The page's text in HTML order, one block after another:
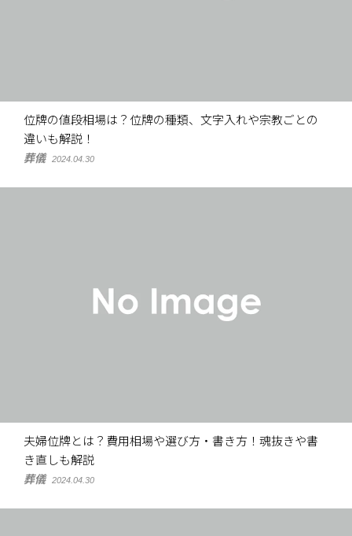
位牌の値段相場は？位牌の種類、文字入れや宗教ごとの
違いも解説！
葬儀 2024.04.30
夫婦位牌とは？費用相場や選び方・書き方！魂抜きや書
き直しも解説
葬儀 2024.04.30